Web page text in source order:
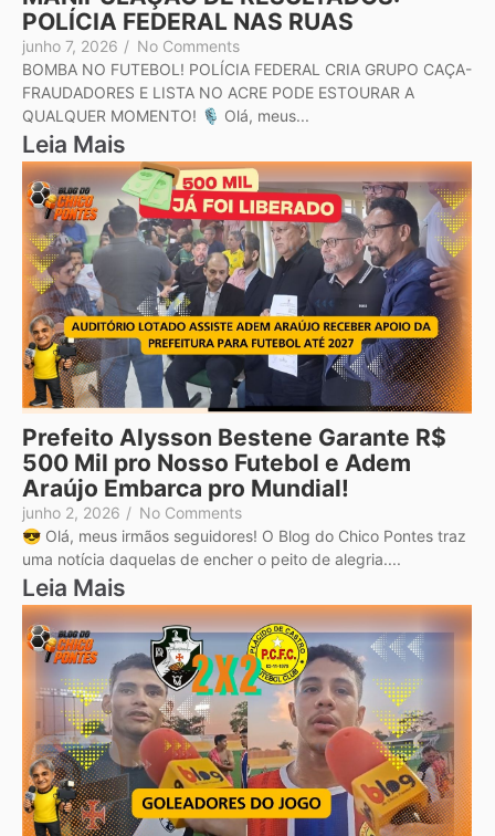
POLÍCIA FEDERAL NAS RUAS
junho 7, 2026 / No Comments
BOMBA NO FUTEBOL! POLÍCIA FEDERAL CRIA GRUPO CAÇA-
FRAUDADORES E LISTA NO ACRE PODE ESTOURAR A
QUALQUER MOMENTO! 🎙️ Olá, meus...
Leia Mais
Prefeito Alysson Bestene Garante R$
500 Mil pro Nosso Futebol e Adem
Araújo Embarca pro Mundial!
junho 2, 2026 / No Comments
😎 Olá, meus irmãos seguidores! O Blog do Chico Pontes traz
uma notícia daquelas de encher o peito de alegria....
Leia Mais